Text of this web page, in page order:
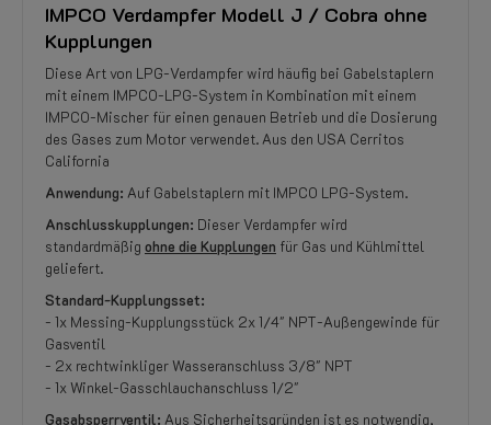
IMPCO Verdampfer Modell J / Cobra ohne
Kupplungen
Diese Art von LPG-Verdampfer wird häufig bei Gabelstaplern
mit einem IMPCO-LPG-System in Kombination mit einem
IMPCO-Mischer für einen genauen Betrieb und die Dosierung
des Gases zum Motor verwendet. Aus den USA Cerritos
California
Anwendung: Auf Gabelstaplern mit IMPCO LPG-System.
Anschlusskupplungen: Dieser Verdampfer wird
standardmäßig ohne die Kupplungen für Gas und Kühlmittel
geliefert.
Standard-Kupplungsset:
- 1x Messing-Kupplungsstück 2x 1/4" NPT-Außengewinde für
Gasventil
- 2x rechtwinkliger Wasseranschluss 3/8" NPT
- 1x Winkel-Gasschlauchanschluss 1/2"
Gasabsperrventil: Aus Sicherheitsgründen ist es notwendig,